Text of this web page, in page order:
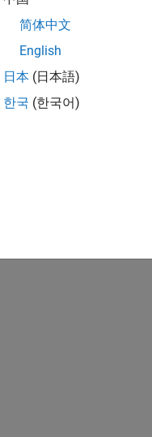
简体中文
English
日本 (日本語)
한국 (한국어)